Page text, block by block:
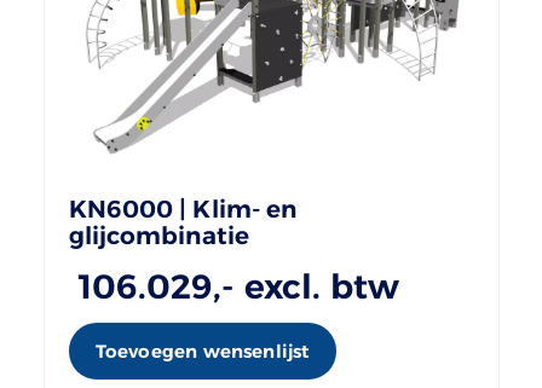
KN6000 | Klim- en
glijcombinatie
106.029,- excl. btw
Toevoegen wensenlijst